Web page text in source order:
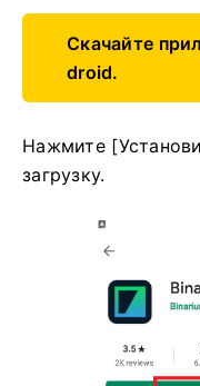
Скачайте
droid.
Нажмите
загрузку.